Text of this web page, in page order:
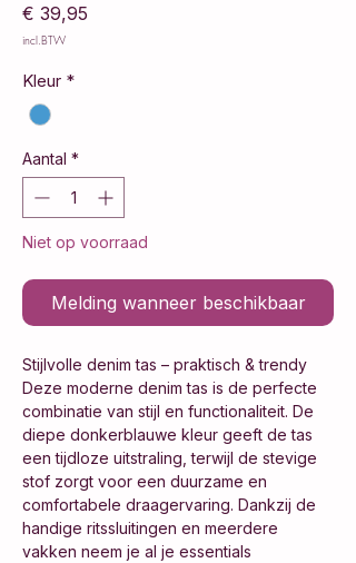
€ 39,95
incl.BTW
Kleur *
Aantal *
Niet op voorraad
Melding wanneer beschikbaar
Stijlvolle denim tas – praktisch & trendy
Deze moderne denim tas is de perfecte
combinatie van stijl en functionaliteit. De
diepe donkerblauwe kleur geeft de tas
een tijdloze uitstraling, terwijl de stevige
stof zorgt voor een duurzame en
comfortabele draagervaring. Dankzij de
handige ritssluitingen en meerdere
vakken neem je al je essentials